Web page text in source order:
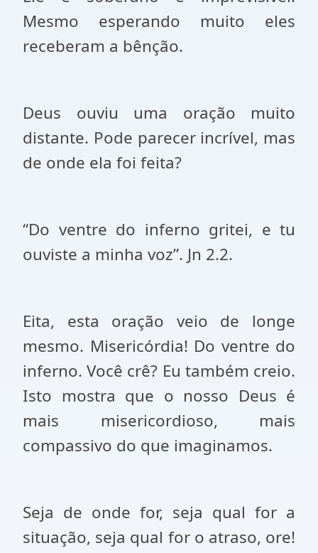
Mesmo esperando muito eles
receberam a bênção.
Deus ouviu uma oração muito
distante. Pode parecer incrível, mas
de onde ela foi feita?
“Do ventre do inferno gritei, e tu
ouviste a minha voz”. Jn 2.2.
Eita, esta oração veio de longe
mesmo. Misericórdia! Do ventre do
inferno. Você crê? Eu também creio.
Isto mostra que o nosso Deus é
mais misericordioso, mais
compassivo do que imaginamos.
Seja de onde for, seja qual for a
situação, seja qual for o atraso, ore!